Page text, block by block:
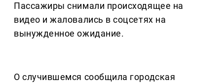
Пассажиры снимали происходящее на
видео и жаловались в соцсетях на
вынужденное ожидание.
О случившемся сообщила городская